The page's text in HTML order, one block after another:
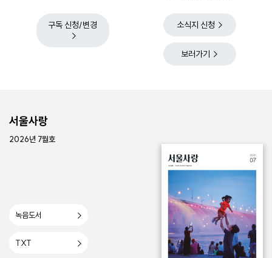
구독 신청/변경 소식지 신청
보러가기
서울사랑
2026년 7월호
녹음도서
TXT